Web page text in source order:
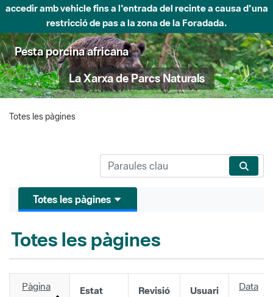
accedir amb vehicle fins a l'entrada del recinte a causa d'una
restricció de pas a la zona de la Foradada.
Pesta porcina africana
La Xarxa de Parcs Naturals
Totes les pàgines
Totes les pàgines
Totes les pàgines
Pàgina Estat Revisió Usuari Data